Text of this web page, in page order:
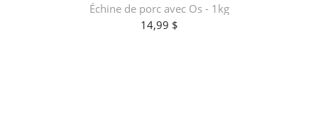
Échine de porc avec Os - 1kg
14,99 $